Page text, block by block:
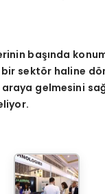
başında
bir sektör haline
gelmesini